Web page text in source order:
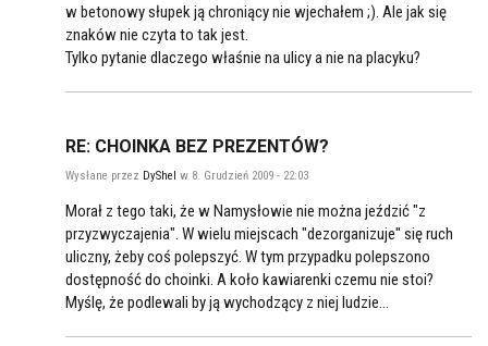
w betonowy słupek ją chroniący nie wjechałem ;). Ale jak się
znaków nie czyta to tak jest.
Tylko pytanie dlaczego właśnie na ulicy a nie na placyku?
RE: CHOINKA BEZ PREZENTÓW?
Wysłane przez DyShel w 8. Grudzień 2009 - 22:03
Morał z tego taki, że w Namysłowie nie można jeździć "z
przyzwyczajenia". W wielu miejscach "dezorganizuje" się ruch
uliczny, żeby coś polepszyć. W tym przypadku polepszono
dostępność do choinki. A koło kawiarenki czemu nie stoi?
Myślę, że podlewali by ją wychodzący z niej ludzie...